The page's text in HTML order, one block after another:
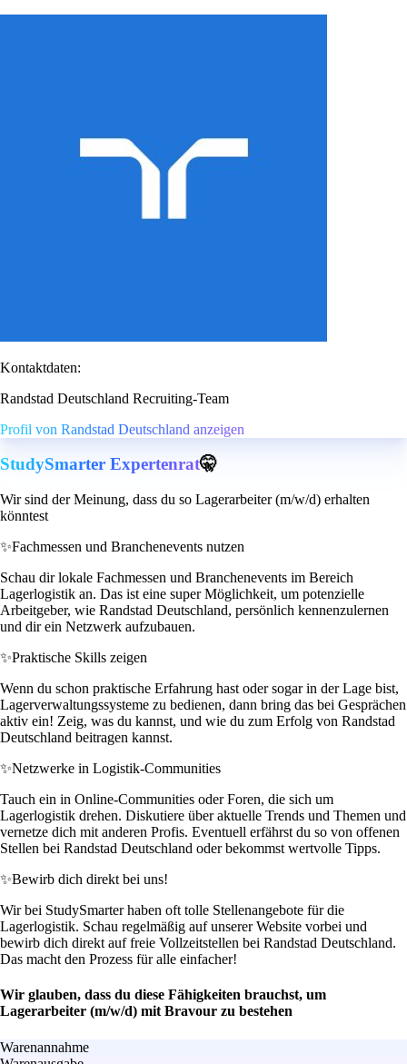
Kontaktdaten:
Randstad Deutschland Recruiting-Team
Profil von Randstad Deutschland anzeigen
StudySmarter Expertenrat🤫
Wir sind der Meinung, dass du so Lagerarbeiter (m/w/d) erhalten
könntest
✨Fachmessen und Branchenevents nutzen
Schau dir lokale Fachmessen und Branchenevents im Bereich
Lagerlogistik an. Das ist eine super Möglichkeit, um potenzielle
Arbeitgeber, wie Randstad Deutschland, persönlich kennenzulernen
und dir ein Netzwerk aufzubauen.
✨Praktische Skills zeigen
Wenn du schon praktische Erfahrung hast oder sogar in der Lage bist,
Lagerverwaltungssysteme zu bedienen, dann bring das bei Gesprächen
aktiv ein! Zeig, was du kannst, und wie du zum Erfolg von Randstad
Deutschland beitragen kannst.
✨Netzwerke in Logistik-Communities
Tauch ein in Online-Communities oder Foren, die sich um
Lagerlogistik drehen. Diskutiere über aktuelle Trends und Themen und
vernetze dich mit anderen Profis. Eventuell erfährst du so von offenen
Stellen bei Randstad Deutschland oder bekommst wertvolle Tipps.
✨Bewirb dich direkt bei uns!
Wir bei StudySmarter haben oft tolle Stellenangebote für die
Lagerlogistik. Schau regelmäßig auf unserer Website vorbei und
bewirb dich direkt auf freie Vollzeitstellen bei Randstad Deutschland.
Das macht den Prozess für alle einfacher!
Wir glauben, dass du diese Fähigkeiten brauchst, um
Lagerarbeiter (m/w/d) mit Bravour zu bestehen
Warenannahme